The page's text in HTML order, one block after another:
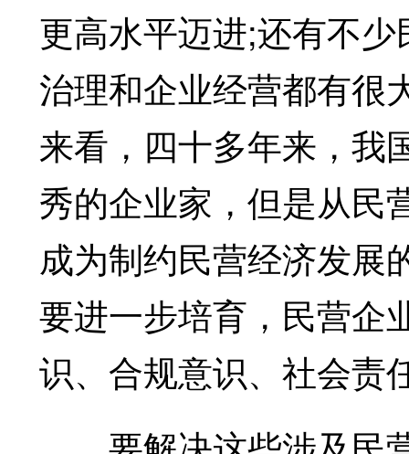
更高水平迈进;还有不
治理和企业经营都有很
来看，四十多年来，我
秀的企业家，但是从民
成为制约民营经济发展
要进一步培育，民营企
识、合规意识、社会责